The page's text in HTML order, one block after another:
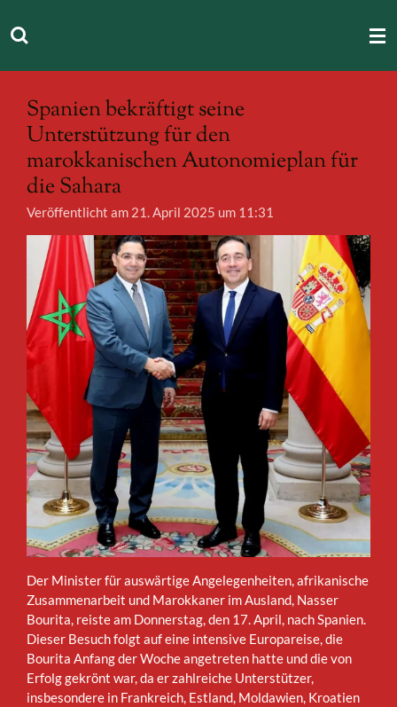
Hauptinhalt
Spanien bekräftigt seine
Unterstützung für den
marokkanischen Autonomieplan für
die Sahara
Veröffentlicht am 21. April 2025 um 11:31
Der Minister für auswärtige Angelegenheiten, afrikanische
Zusammenarbeit und Marokkaner im Ausland, Nasser
Bourita, reiste am Donnerstag, den 17. April, nach Spanien.
Dieser Besuch folgt auf eine intensive Europareise, die
Bourita Anfang der Woche angetreten hatte und die von
Erfolg gekrönt war, da er zahlreiche Unterstützer,
insbesondere in Frankreich, Estland, Moldawien, Kroatien